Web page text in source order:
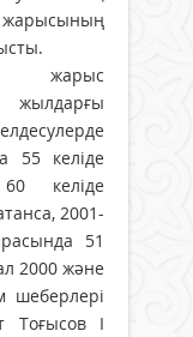
жарыс
жылдарғы
55 келіде
келіде
2001-
51
2000 және
шеберлері
Тоғысов І